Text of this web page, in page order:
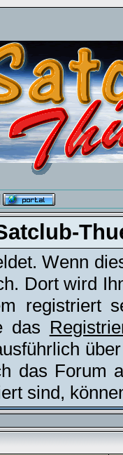
Wenn
Dort wird
registriert
das
das Forum
sind,